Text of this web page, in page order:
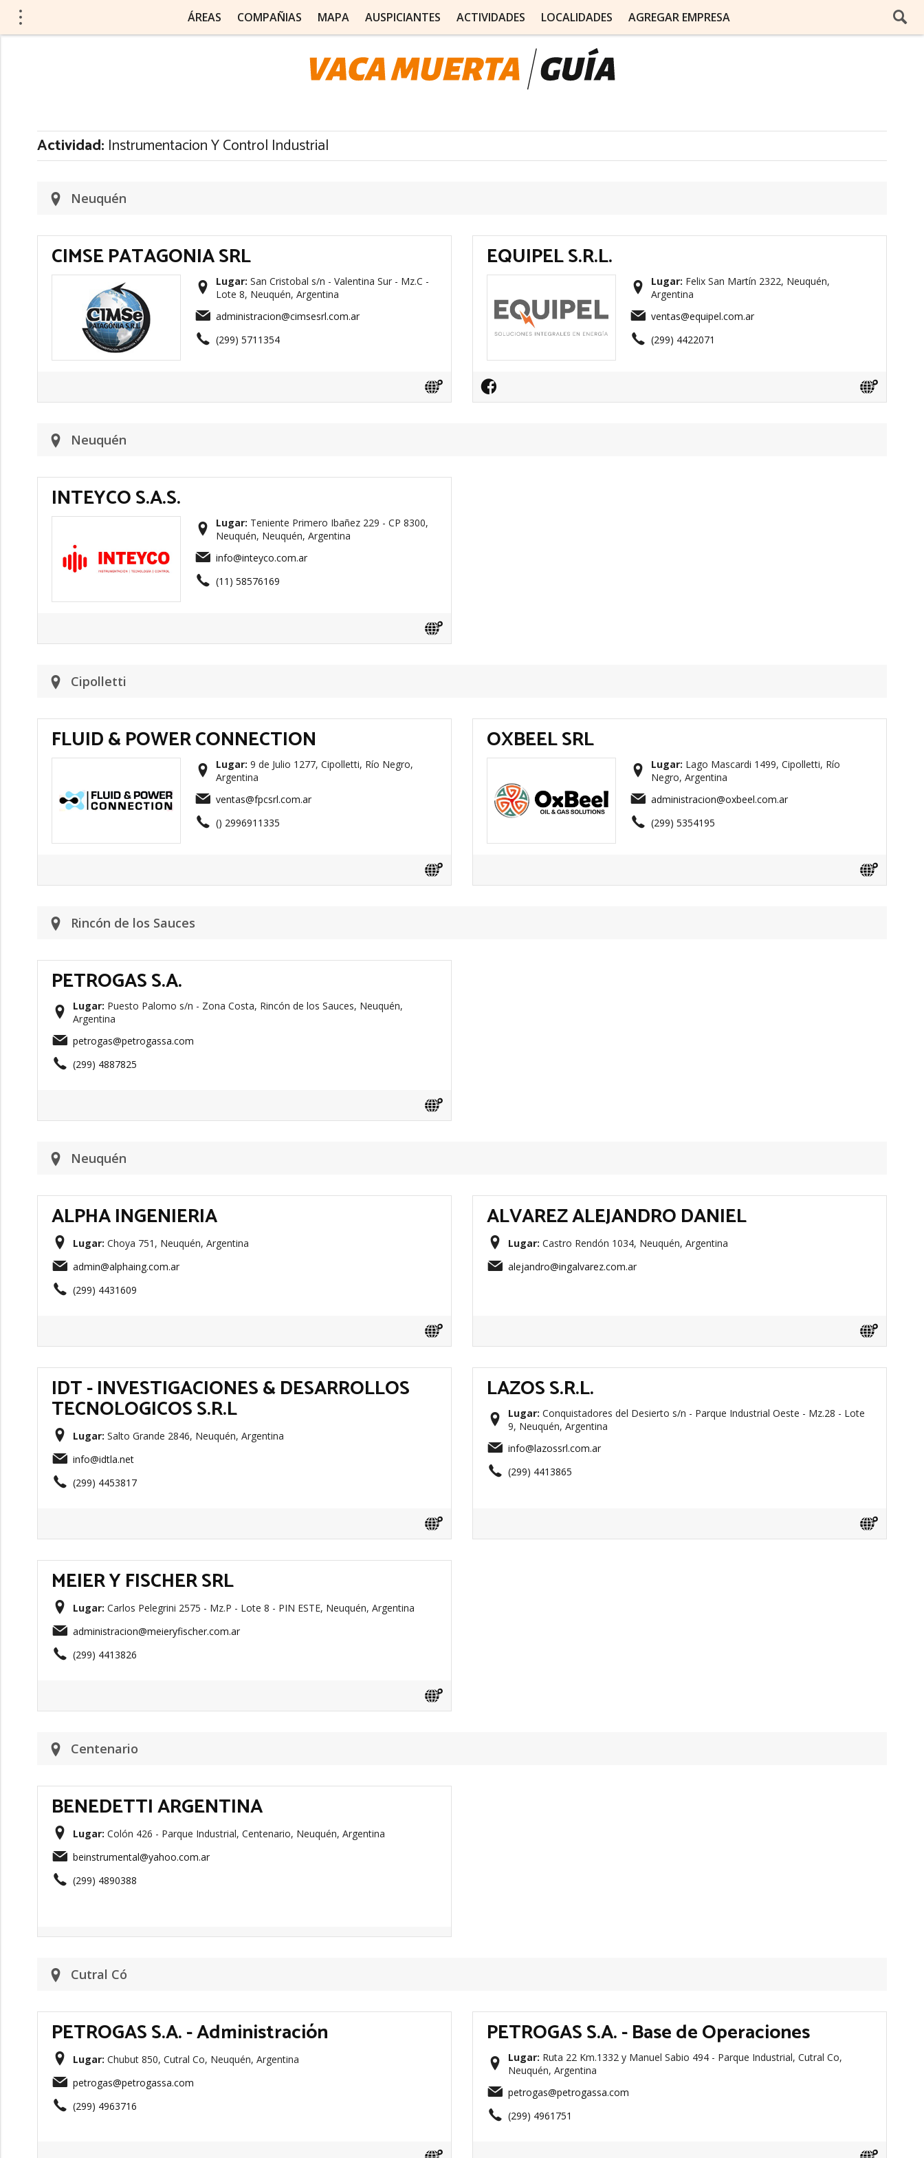
ÁREAS COMPAÑIAS MAPA AUSPICIANTES ACTIVIDADES LOCALIDADES AGREGAR EMPRESA
Actividad: Instrumentacion Y Control Industrial
Neuquén
CIMSE PATAGONIA SRL
Lugar: San Cristobal s/n - Valentina Sur - Mz.C -
Lote 8, Neuquén, Argentina
administracion@cimsesrl.com.ar
(299) 5711354
EQUIPEL S.R.L.
Lugar: Felix San Martín 2322, Neuquén,
Argentina
ventas@equipel.com.ar
(299) 4422071
Neuquén
INTEYCO S.A.S.
Lugar: Teniente Primero Ibañez 229 - CP 8300,
Neuquén, Neuquén, Argentina
info@inteyco.com.ar
(11) 58576169
Cipolletti
FLUID & POWER CONNECTION
Lugar: 9 de Julio 1277, Cipolletti, Río Negro,
Argentina
ventas@fpcsrl.com.ar
() 2996911335
OXBEEL SRL
Lugar: Lago Mascardi 1499, Cipolletti, Río
Negro, Argentina
administracion@oxbeel.com.ar
(299) 5354195
Rincón de los Sauces
PETROGAS S.A.
Lugar: Puesto Palomo s/n - Zona Costa, Rincón de los Sauces, Neuquén,
Argentina
petrogas@petrogassa.com
(299) 4887825
Neuquén
ALPHA INGENIERIA
Lugar: Choya 751, Neuquén, Argentina
admin@alphaing.com.ar
(299) 4431609
ALVAREZ ALEJANDRO DANIEL
Lugar: Castro Rendón 1034, Neuquén, Argentina
alejandro@ingalvarez.com.ar
IDT - INVESTIGACIONES & DESARROLLOS
TECNOLOGICOS S.R.L
Lugar: Salto Grande 2846, Neuquén, Argentina
info@idtla.net
(299) 4453817
LAZOS S.R.L.
Lugar: Conquistadores del Desierto s/n - Parque Industrial Oeste - Mz.28 - Lote
9, Neuquén, Argentina
info@lazossrl.com.ar
(299) 4413865
MEIER Y FISCHER SRL
Lugar: Carlos Pelegrini 2575 - Mz.P - Lote 8 - PIN ESTE, Neuquén, Argentina
administracion@meieryfischer.com.ar
(299) 4413826
Centenario
BENEDETTI ARGENTINA
Lugar: Colón 426 - Parque Industrial, Centenario, Neuquén, Argentina
beinstrumental@yahoo.com.ar
(299) 4890388
Cutral Có
PETROGAS S.A. - Administración
Lugar: Chubut 850, Cutral Co, Neuquén, Argentina
petrogas@petrogassa.com
(299) 4963716
PETROGAS S.A. - Base de Operaciones
Lugar: Ruta 22 Km.1332 y Manuel Sabio 494 - Parque Industrial, Cutral Co,
Neuquén, Argentina
petrogas@petrogassa.com
(299) 4961751